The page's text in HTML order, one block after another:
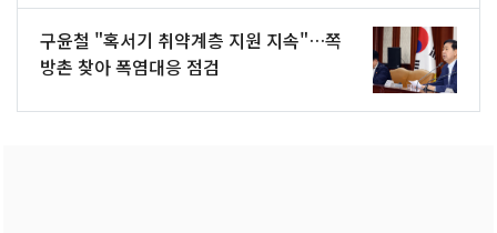
구윤철 "혹서기 취약계층 지원 지속"…쪽
방촌 찾아 폭염대응 점검